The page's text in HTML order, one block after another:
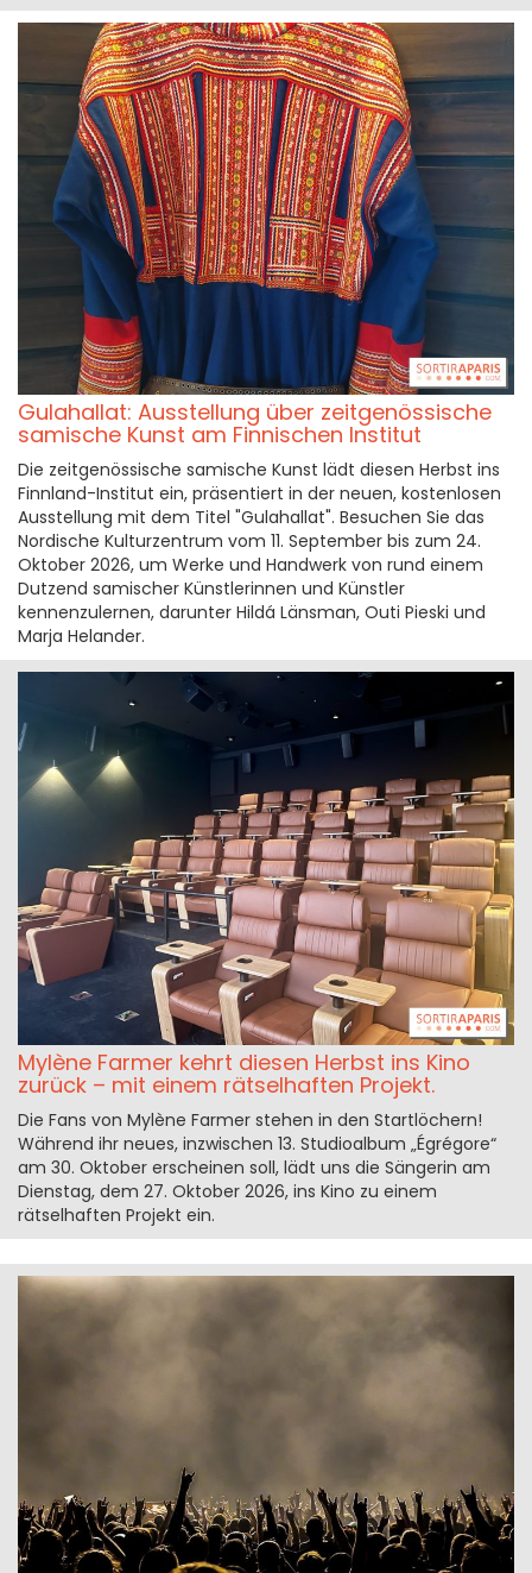
Gulahallat: Ausstellung über zeitgenössische
samische Kunst am Finnischen Institut
Die zeitgenössische samische Kunst lädt diesen Herbst ins
Finnland-Institut ein, präsentiert in der neuen, kostenlosen
Ausstellung mit dem Titel "Gulahallat". Besuchen Sie das
Nordische Kulturzentrum vom 11. September bis zum 24.
Oktober 2026, um Werke und Handwerk von rund einem
Dutzend samischer Künstlerinnen und Künstler
kennenzulernen, darunter Hildá Länsman, Outi Pieski und
Marja Helander.
Mylène Farmer kehrt diesen Herbst ins Kino
zurück – mit einem rätselhaften Projekt.
Die Fans von Mylène Farmer stehen in den Startlöchern!
Während ihr neues, inzwischen 13. Studioalbum „Égrégore“
am 30. Oktober erscheinen soll, lädt uns die Sängerin am
Dienstag, dem 27. Oktober 2026, ins Kino zu einem
rätselhaften Projekt ein.